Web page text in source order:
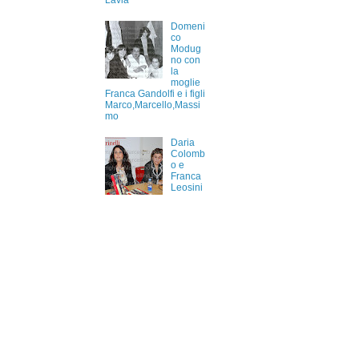
Domeni
co
Modug
no con
la
moglie
Franca Gandolfi e i figli
Marco,Marcello,Massi
mo
Daria
Colomb
o e
Franca
Leosini